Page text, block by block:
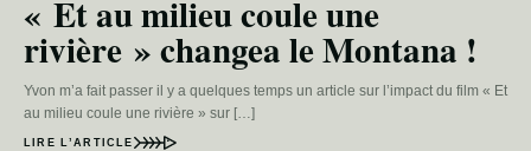
« Et au milieu coule une
rivière » changea le Montana !
Yvon m’a fait passer il y a quelques temps un article sur l’impact du film « Et
au milieu coule une rivière » sur […]
LIRE L’ARTICLE